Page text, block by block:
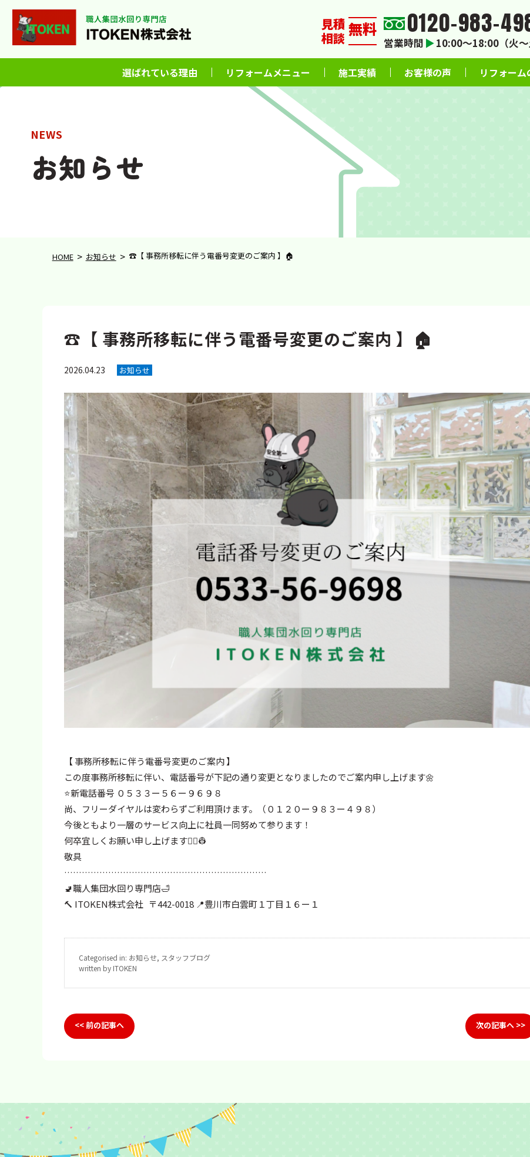
見積
相談 無料 0120-983-
営業時間 ▶10:00〜18:00（火〜
選ばれている理由 リフォームメニュー 施工実績 お客様の声 リフォー
NEWS
お知らせ
HOME > お知らせ > ☎️【 事務所移転に伴う電番号変更のご案内 】🏠
☎️【 事務所移転に伴う電番号変更のご案内 】🏠
2026.04.23 お知らせ
【 事務所移転に伴う電番号変更のご案内 】
この度事務所移転に伴い、電話番号が下記の通り変更となりましたのでご案内申し上げます🌼
⭐️新電話番号 ０５３３ー５６ー９６９８
尚、フリーダイヤルは変わらずご利用頂けます。（０１２０ー９８３ー４９８）
今後ともより一層のサービス向上に社員一同努めて参ります！
何卒宜しくお願い申し上げます👷‍♀️👷
敬具
……………………………………………………………
🚽職人集団水回り専門店🛁
🔨 ITOKEN株式会社 〒442-0018 📍豊川市白雲町１丁目１６ー１
Categorised in: お知らせ, スタッフブログ
written by ITOKEN
<< 前の記事へ 次の記事へ >>